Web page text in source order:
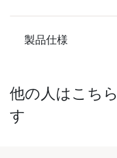
製品仕様
他の人はこち
す